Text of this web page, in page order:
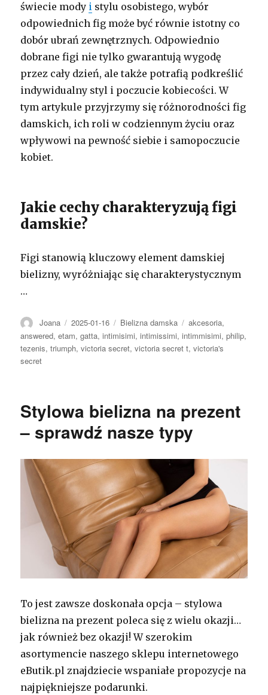
świecie mody i stylu osobistego, wybór
odpowiednich fig może być równie istotny co
dobór ubrań zewnętrznych. Odpowiednio
dobrane figi nie tylko gwarantują wygodę
przez cały dzień, ale także potrafią podkreślić
indywidualny styl i poczucie kobiecości. W
tym artykule przyjrzymy się różnorodności fig
damskich, ich roli w codziennym życiu oraz
wpływowi na pewność siebie i samopoczucie
kobiet.
Jakie cechy charakteryzują figi
damskie?
Figi stanowią kluczowy element damskiej
bielizny, wyróżniając się charakterystycznym
…
Autor
Joana Opublikowano
2025-01-16 Kategorie
Bielizna damska Tagi
akcesoria,
answered,etam,gatta,intimisimi,intimissimi,intimmisimi,philip,
tezenis,triumph,victoria secret,victoria secret t,victoria's
secret
Stylowa bielizna na prezent
– sprawdź nasze typy
To jest zawsze doskonała opcja – stylowa
bielizna na prezent poleca się z wielu okazji…
jak również bez okazji! W szerokim
asortymencie naszego sklepu internetowego
eButik.pl znajdziecie wspaniałe propozycje na
najpiękniejsze podarunki.